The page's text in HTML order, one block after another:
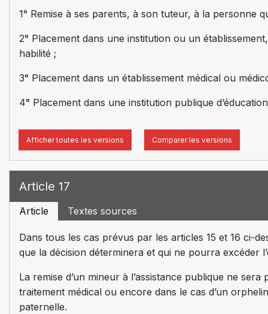
1° Remise à ses parents, à son tuteur, à la personne
2° Placement dans une institution ou un
habilité ;
3° Placement dans un établissement médical ou
4° Placement dans une institution publique
Afficher toutes les versions Comparer les versions
Article 17
Article Textes sources
Dans tous les cas prévus par les articles 15 et 16 ci-
que la décision déterminera et qui ne pourra excéder
La remise d’un mineur à l’assistance publique ne
traitement médical ou encore dans le cas d’un
paternelle.